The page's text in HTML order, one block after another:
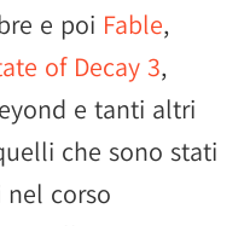
e poi Fable,
of Decay 3,
e tanti altri
che sono stati
corso